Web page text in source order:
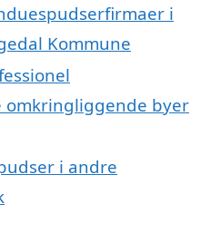
i
Kommune
omkringliggende byer
i andre